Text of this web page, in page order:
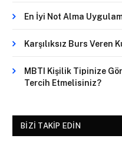
En İyi Not Alma
Karşılıksız Burs Veren
MBTI Kişilik Tipinize
Tercih Etmelisiniz?
BIZI TAKIP EDIN